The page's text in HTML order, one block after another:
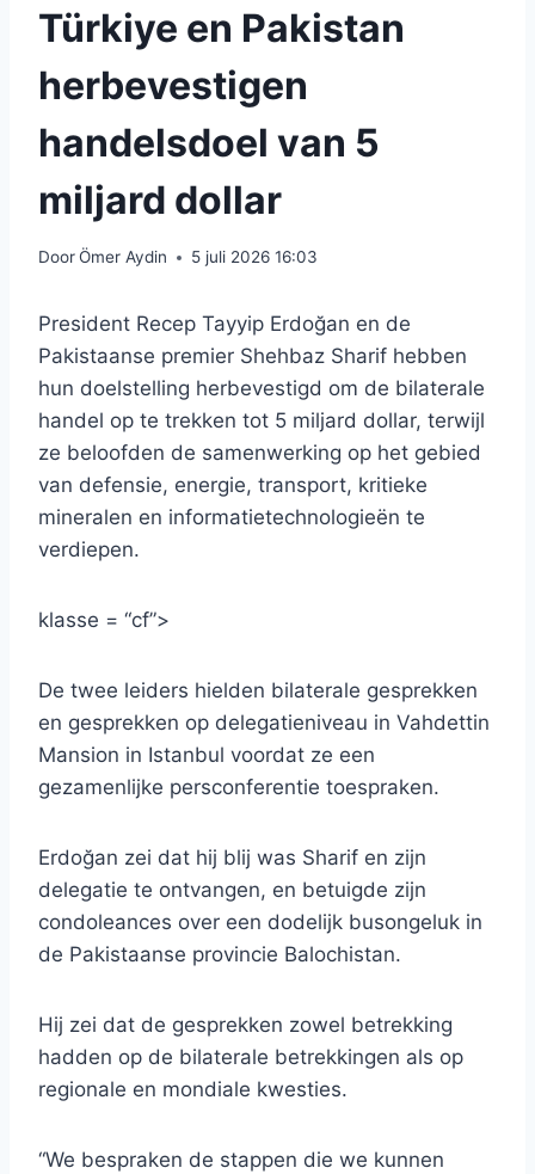
Türkiye en Pakistan
herbevestigen
handelsdoel van 5
miljard dollar
DoorÖmer Aydin 5 juli 2026 16:03
President Recep Tayyip Erdoğan en de
Pakistaanse premier Shehbaz Sharif hebben
hun doelstelling herbevestigd om de bilaterale
handel op te trekken tot 5 miljard dollar, terwijl
ze beloofden de samenwerking op het gebied
van defensie, energie, transport, kritieke
mineralen en informatietechnologieën te
verdiepen.
klasse = “cf”>
De twee leiders hielden bilaterale gesprekken
en gesprekken op delegatieniveau in Vahdettin
Mansion in Istanbul voordat ze een
gezamenlijke persconferentie toespraken.
Erdoğan zei dat hij blij was Sharif en zijn
delegatie te ontvangen, en betuigde zijn
condoleances over een dodelijk busongeluk in
de Pakistaanse provincie Balochistan.
Hij zei dat de gesprekken zowel betrekking
hadden op de bilaterale betrekkingen als op
regionale en mondiale kwesties.
“We bespraken de stappen die we kunnen